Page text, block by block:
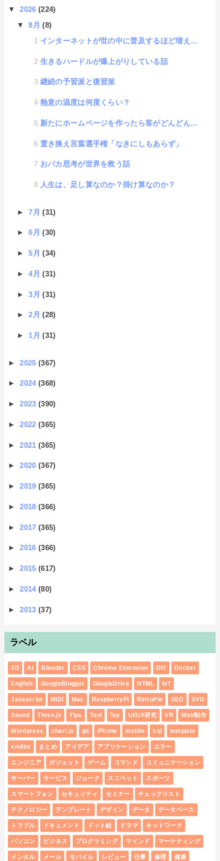
▼2026(224)
▼8月(8)
インターネットが世の中に普及するほど増える情報弱者の話
生きるハードルが爆上がりしている話
継続の予習派と復習派
熱意の温度は何度くらい？
新たにホームページを作ったら客がどんどん来ると思ってしまう心理効果に名称があった
置き換え言葉選手権「なきにしもあらず」
おバカ思考が世界を救う話
人生は、足し算なのか？掛け算なのか？
►7月(31)
►6月(30)
►5月(34)
►4月(31)
►3月(31)
►2月(28)
► 1月(31)
►2025(367)
►2024(368)
►2023(390)
►2022(365)
►2021(365)
►2020(367)
►2019(365)
►2018(366)
►2017(365)
►2016(366)
►2015(617)
►2014(80)
►2013(37)
ラベル
3D AI Blender CSS Chrome Extension DIY Docker
English GoogleBlogger GoogleDrive HTML IoT
Javascript MIDI Mac RaspberryPi RetroPie SEO SVG
Sound Three.js Tips Tool Toy UI/UX研究 VR Web制作
Wordpress chart.js git iPhone mobile sql template
xmllint まとめ アイデア アプリケーション エラー
エンジニア ガジェット ゲーム コマンド コミュニケーション
サーバー サービス ジョーク スニペット スポーツ
スマートフォン セキュリティ セミナー チェックリスト
テクノロジー テンプレート デザイン データ データベース
トラブル ドキュメント ドット絵 ドラマ ネットワーク
パソコン ビジネス プログラミング マインド マーケティング
メンタル メール モバイル レビュー 仕事 修理 健康